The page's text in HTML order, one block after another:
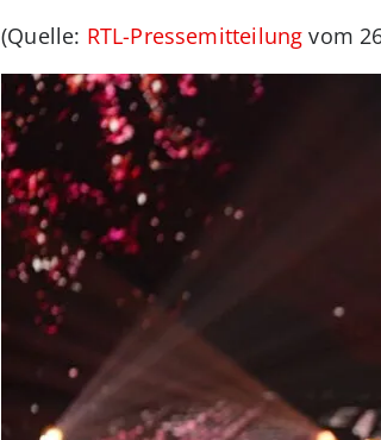
(Quelle: RTL-Pressemitteilung vom